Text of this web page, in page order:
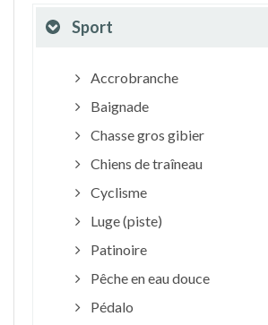
Sport
Accrobranche
Baignade
Chasse gros gibier
Chiens de traîneau
Cyclisme
Luge (piste)
Patinoire
Pêche en eau douce
Pédalo